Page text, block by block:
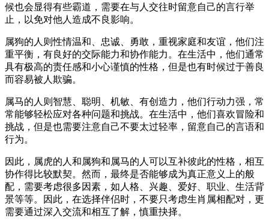
候也会显得有些霸道，需要在与人交往时留意自己的言行举
止，以免对他人造成不良影响。
属狗的人则性情温和、忠诚、勇敢，重视家庭和友谊，他们注
重平衡，有良好的交际能力和协作能力。在生活中，他们通常
具有极高的责任感和小心谨慎的性格，但是也有时候过于善良
而容易被人欺骗。
属马的人则智慧、聪明、机敏、有创造力，他们行动力强，常
常能够轻松应对各种问题和挑战。在生活中，他们喜欢冒险和
挑战，但是也需要注意自己不要太过轻率，留意自己的言语和
行为。
因此，属虎的人和属狗和属马的人可以互补彼此的性格，相互
协作得比较默契。然而，最终是否能够成为真正意义上的般
配，需要考虑很多因素，如人格、兴趣、爱好、职业、生活背
景等等。因此，在选择伴侣时，不要只考虑生肖属相配对，更
需要通过深入交流和相互了解，慎重抉择。